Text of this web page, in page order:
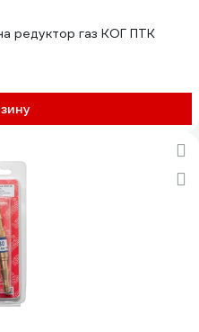
редуктор газ КОГ ПТК